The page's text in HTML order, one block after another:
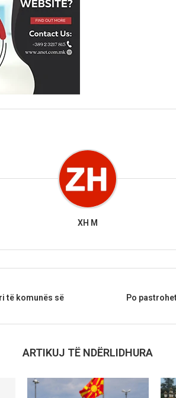
XH M
të komunës së
Po
ARTIKUJ TË NDËRLIDHURA